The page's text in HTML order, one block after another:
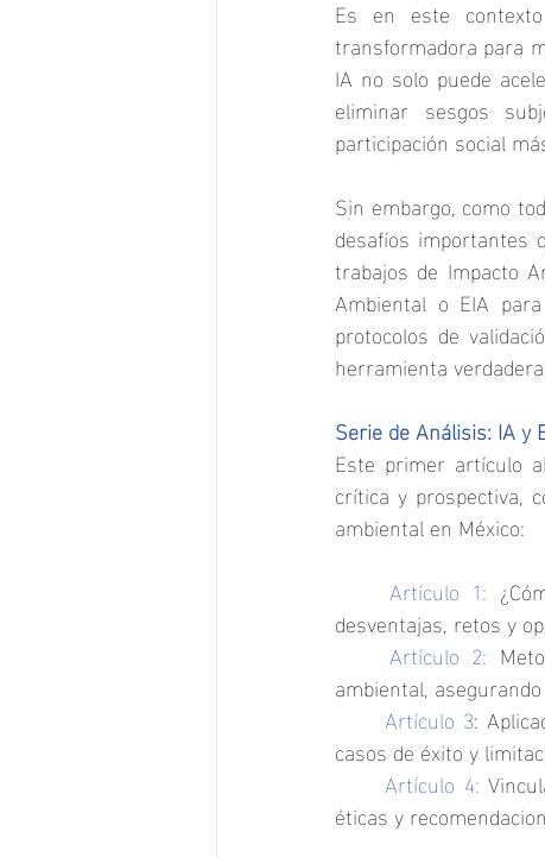
Es en este
transformadora para
IA no solo puede
eliminar sesgos
participación social
Sin embargo, como
desafíos importantes
trabajos de Impacto
Ambiental o EIA
protocolos de
herramienta
Serie de Análisis: IA y
Este primer artículo
crítica y prospectiva,
ambiental en México:
	Artículo 1:
desventajas, retos y
	Artículo 2:
ambiental,
	Artículo 3
:
casos de éxito y
	Artículo 4:
éticas y